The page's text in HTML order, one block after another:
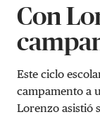
Con
Este ciclo
campamento a
Lorenzo asistió